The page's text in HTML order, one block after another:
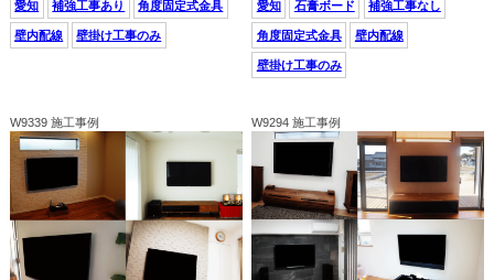
愛知 補強工事あり 角度固定式金具
壁内配線 壁掛け工事のみ
愛知 石膏ボード 補強工事なし
角度固定式金具 壁内配線
壁掛け工事のみ
W9339 施工事例 W9294 施工事例